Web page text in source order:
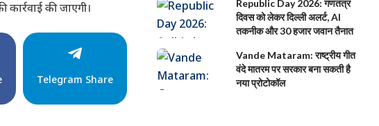
की जाएगी।
Telegram Share
Republic Day 2026: गणतंत्र
दिवस को लेकर दिल्ली अलर्ट, AI
तकनीक और 30 हजार जवान तैनात
Vande Mataram: राष्ट्रीय गीत
वंदे मातरम पर सरकार बना सकती है
नया प्रोटोकॉल